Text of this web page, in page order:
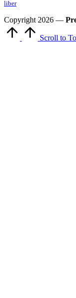
liber
Copyright 2026 —
Scroll to